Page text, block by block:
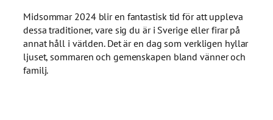
Midsommar 2024 blir en fantastisk tid för att uppleva
dessa traditioner, vare sig du är i Sverige eller firar på
annat håll i världen. Det är en dag som verkligen hyllar
ljuset, sommaren och gemenskapen bland vänner och
familj.